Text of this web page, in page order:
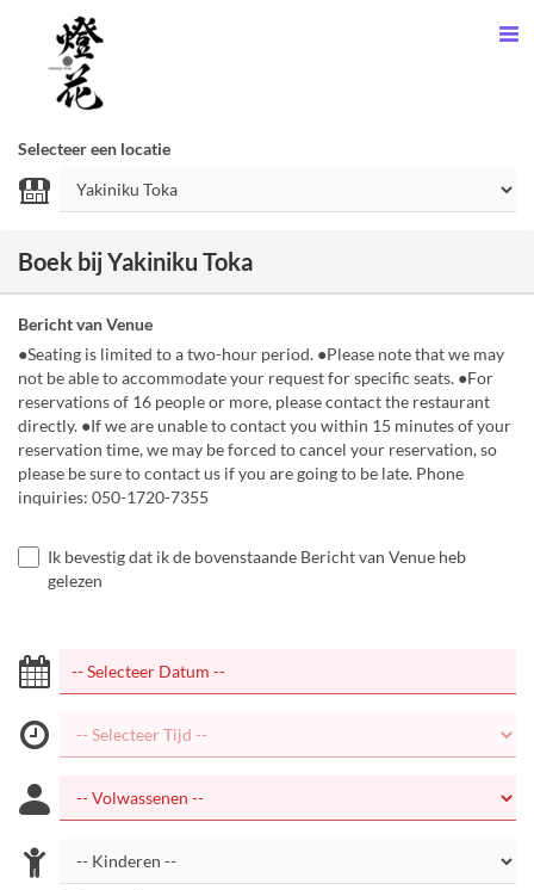
Selecteer een locatie
Boek bij Yakiniku Toka
Bericht van Venue
●Seating is limited to a two-hour period. ●Please note that we may
not be able to accommodate your request for specific seats. ●For
reservations of 16 people or more, please contact the restaurant
directly. ●If we are unable to contact you within 15 minutes of your
reservation time, we may be forced to cancel your reservation, so
please be sure to contact us if you are going to be late. Phone
inquiries: 050-1720-7355
Ik bevestig dat ik de bovenstaande Bericht van Venue heb
gelezen